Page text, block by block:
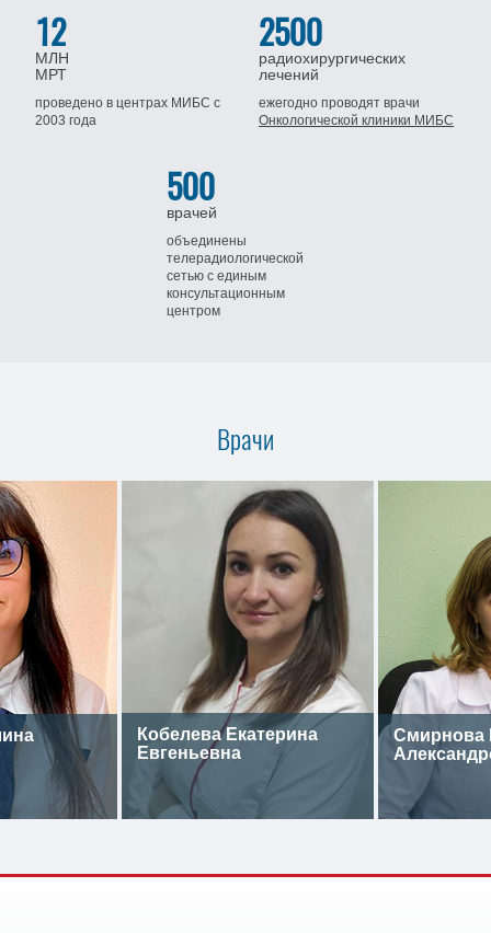
12
МЛН
МРТ
проведено в центрах МИБСс
2003 года
2500
радиохирургических
лечений
ежегодно проводят врачи
Онкологической клиники МИБС
500
врачей
объединены
телерадиологической
сетью с единым
консультационным
центром
Врачи
Кобелева Екатерина
Евгеньевна
Смирнова